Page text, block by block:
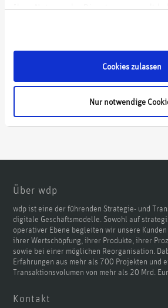
Ihrer Nutzung der Dienste gesammelt
Cookies zulassen
Nur notwendige
Über wdp
wdp ist eine der führenden Strategie- und
digitale Geschäftsmodelle. Sowohl auf
operativer Ebene begleiten wir unsere
ihrer Wertschöpfung, ihrer Produkte, ihrer
sowie bei einer möglichen Reorganisation.
Erfahrungen aus mehr als 700 Projekten und
Transaktionsvolumen von mehr als 20 Mrd.
Kontakt